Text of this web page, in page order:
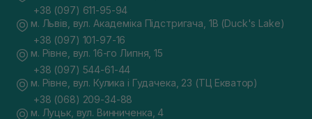
+38 (097) 611-95-94
м. Львів, вул. Академіка Підстригача, 1В (Duck's Lake)
+38 (097) 101-97-16
м. Рівне, вул. 16-го Липня, 15
+38 (097) 544-61-44
м. Рівне, вул. Кулика і Гудачека, 23 (ТЦ Екватор)
+38 (068) 209-34-88
м. Луцьк, вул. Винниченка, 4